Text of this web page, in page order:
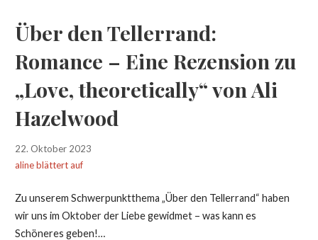
Über den Tellerrand:
Romance – Eine Rezension zu
„Love, theoretically“ von Ali
Hazelwood
22. Oktober 2023
aline blättert auf
Zu unserem Schwerpunktthema „Über den Tellerrand“ haben
wir uns im Oktober der Liebe gewidmet – was kann es
Schöneres geben!…